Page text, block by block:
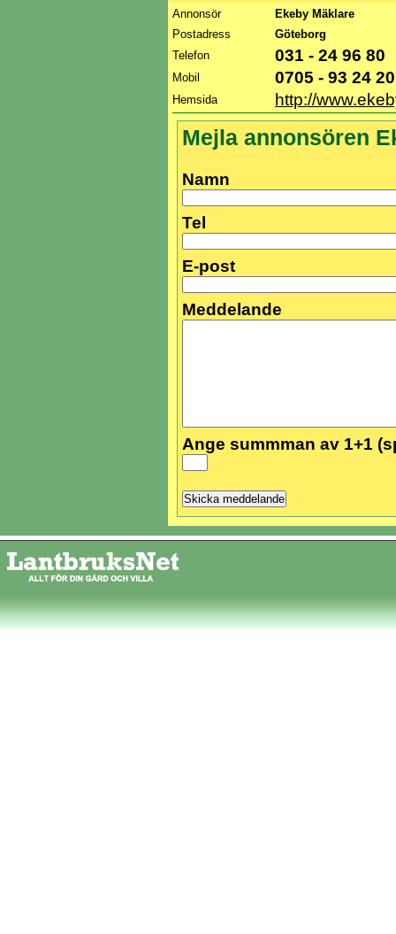
Annonsör
Ekeby Mäklare
Postadress
Göteborg
Telefon
031 - 24 96 80
Mobil 0705 - 93 24
Hemsida http://
Mejla annonsören
Namn
Tel
E-post
Meddelande
Ange summman av 1+1